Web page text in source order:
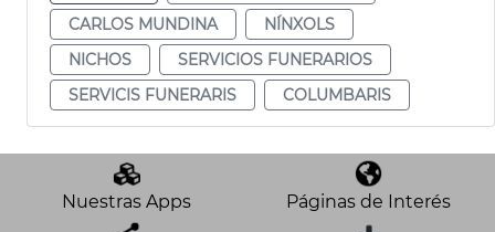
CARLOS MUNDINA
NÍNXOLS
NICHOS
SERVICIOS FUNERARIOS
SERVICIS FUNERARIS
COLUMBARIS
Nuestras Apps Páginas de Interés